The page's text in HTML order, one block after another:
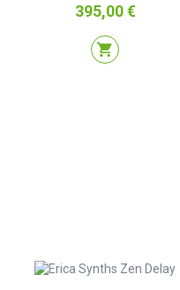
Precio
395,00 €
shopping_cart